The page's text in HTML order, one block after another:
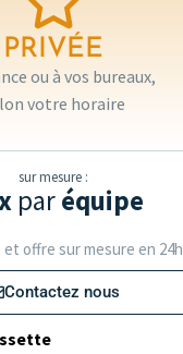
PRIVÉE
ou à vos bureaux,
votre horaire
sur mesure :
paréquipe
et offre sur mesure en 24h
Contactez nous